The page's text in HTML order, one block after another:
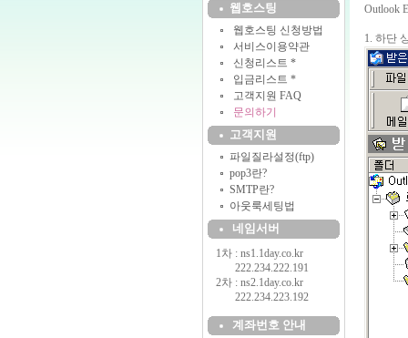
웹호스팅
웹호스팅 신청방법
서비스이용약관
신청리스트 *
입금리스트 *
고객지원 FAQ
문의하기
고객지원
파일질라설정(ftp)
pop3란?
SMTP란?
아웃룩세팅법
네임서버
1차 : ns1.1day.co.kr
222.234.222.191
2차 : ns2.1day.co.kr
222.234.223.192
계좌번호 안내
Outlook
1. 하단